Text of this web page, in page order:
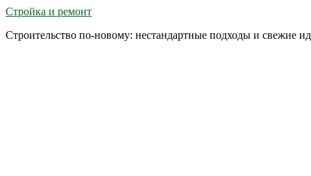
Стройка и ремонт
Строительство по-новому: нестандартные подходы и свежие